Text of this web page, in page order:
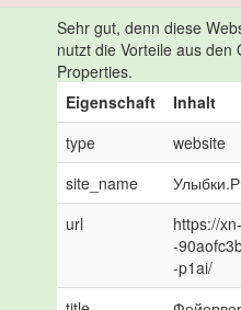
Sehr gut, denn diese
nutzt die Vorteile aus den
Properties.
Eigenschaft
Inhalt
type
website
site_name
url
https://
-
-p1ai/